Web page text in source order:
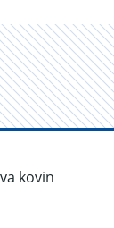
kovin